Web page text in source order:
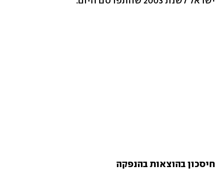
חיסכון בהוצאות בהנפקה